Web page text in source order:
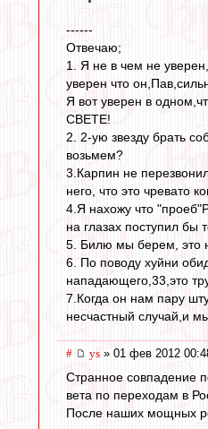
------
Отвечаю;
1. Я не в чем не
уверен что
Я вот уверен в
СВЕТЕ!
2. 2-ую звезду брать
возьмем?
3.Карпин не
него, что это чревато
4.Я нахожу что
на глазах поступил бы
5. Билю мы берем, это
6. По поводу хуйни
нападающего,33,это
7.Когда он нам пару
несчастный случай,и
# ys » 01 фев 2012
Странное совпадение
вета по переходам в
После наших мощных